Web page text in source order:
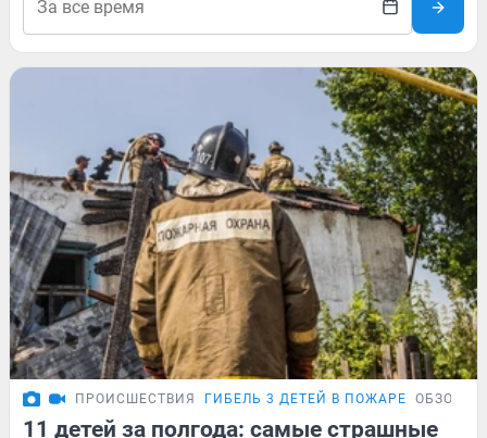
ПРОИСШЕСТВИЯ ГИБЕЛЬ 3 ДЕТЕЙ В ПОЖАРЕ ОБЗОР
11 детей за полгода: самые страшные